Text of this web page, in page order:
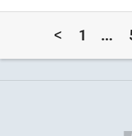
événement qui me tient
nouveau président. «C’est
la région – et des deux
la rivière – un moment
< 1 …